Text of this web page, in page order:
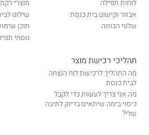
לוחות תפילה
אבזור וקישוט בית כנסת
שלטי הכוונה
מוצרי
שילוט
תוכן
נוסחי
תהליכי רכישת מוצר
מה התהליך לרכישת לוח הנצחה
לבית כנסת
מה אני צריך לעשות כדי לקבל
כיסוי בימה שיתאים בדיוק לתיבה
שלי?